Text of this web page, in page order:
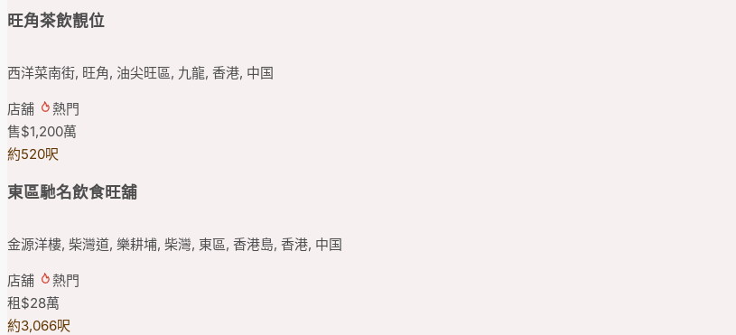
旺角茶飲靚位
西洋菜南街, 旺角, 油尖旺區, 九龍, 香港, 中国
店舖
熱門
售$1,200萬
約520呎
東區馳名飲食旺舖
金源洋樓, 柴灣道, 樂耕埔, 柴灣, 東區, 香港島, 香港, 中国
店舖
熱門
租$28萬
約3,066呎